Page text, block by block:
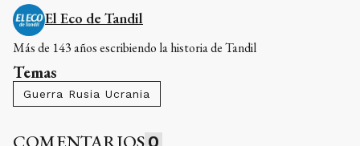
El Eco de Tandil
Más de 143 años escribiendo la historia de Tandil
Temas
Guerra Rusia Ucrania
0